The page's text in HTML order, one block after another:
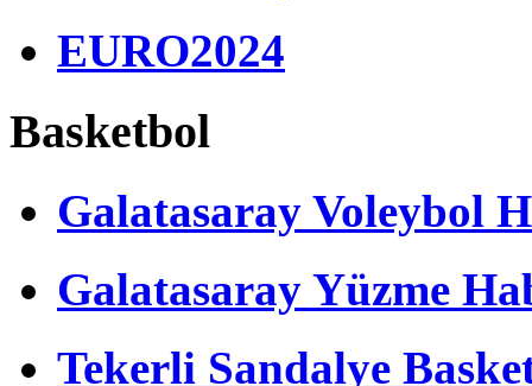
EURO2024
Basketbol
Galatasaray Voleybol
Galatasaray Yüzme
Tekerli Sandalye